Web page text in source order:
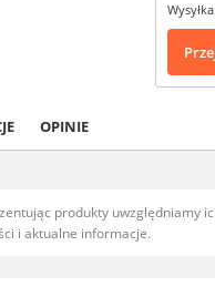
OPINIE
produkty uwzględniamy
i aktualne informacje.